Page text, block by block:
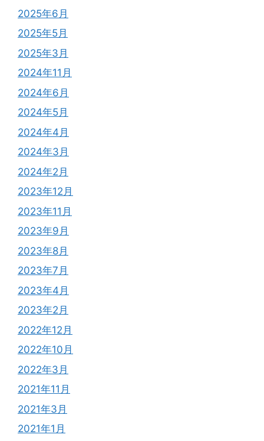
2025年6月
2025年5月
2025年3月
2024年11月
2024年6月
2024年5月
2024年4月
2024年3月
2024年2月
2023年12月
2023年11月
2023年9月
2023年8月
2023年7月
2023年4月
2023年2月
2022年12月
2022年10月
2022年3月
2021年11月
2021年3月
2021年1月